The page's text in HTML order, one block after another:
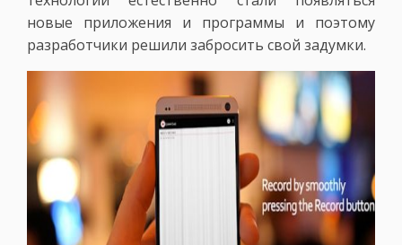
новые приложения и программы и поэтому
разработчики решили забросить свой задумки.